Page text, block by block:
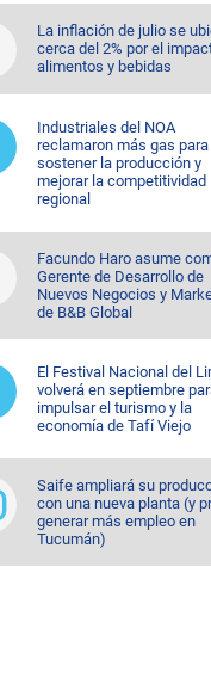
La inflación de julio se
cerca del 2% por el
alimentos y bebidas
Industriales del NOA
reclamaron más gas para
sostener la producción y
mejorar la competitividad
regional
Facundo Haro asume
Gerente de Desarrollo de
Nuevos Negocios y
de B&B Global
El Festival Nacional del
volverá en septiembre
impulsar el turismo y la
economía de Tafí Viejo
Saife ampliará su
con una nueva planta (y
generar más empleo en
Tucumán)